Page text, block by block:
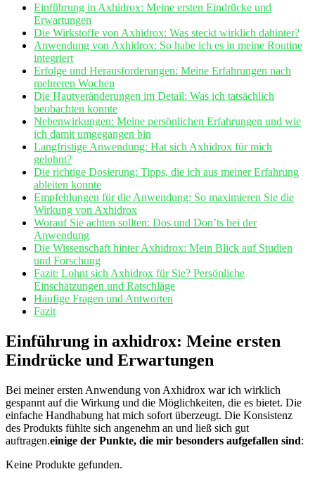
Einführung in Axhidrox: Meine ersten Eindrücke und
Erwartungen
Die⁤ Wirkstoffe von Axhidrox: Was steckt wirklich ‌dahinter?
Anwendung von Axhidrox: So habe ich es in meine Routine
integriert
Erfolge und Herausforderungen: ⁢Meine Erfahrungen nach
mehreren Wochen
Die Hautveränderungen im Detail: Was ich tatsächlich
beobachten konnte
Nebenwirkungen: Meine persönlichen Erfahrungen und wie
ich damit umgegangen bin
Langfristige ⁣Anwendung: Hat sich Axhidrox für mich
gelohnt?
Die richtige Dosierung: ⁢Tipps, die ich​ aus meiner Erfahrung
ableiten konnte
Empfehlungen für die ​Anwendung: So maximieren Sie die‌
Wirkung‍ von Axhidrox
Worauf Sie achten sollten: Dos und Don’ts bei der
Anwendung
Die Wissenschaft hinter Axhidrox:⁣ Mein Blick⁢ auf Studien
und Forschung
Fazit: Lohnt ⁣sich Axhidrox ‍für Sie? Persönliche
Einschätzungen und Ratschläge
Häufige Fragen und Antworten
Fazit
Einführung in axhidrox: Meine ersten
Eindrücke ‍und Erwartungen
Bei meiner ersten Anwendung von Axhidrox war ich wirklich​
gespannt auf die Wirkung und die Möglichkeiten, die es bietet. Die
einfache​ Handhabung hat mich sofort überzeugt. Die Konsistenz
des ‌Produkts fühlte sich angenehm an und ließ sich gut
⁢auftragen.einige der Punkte, die mir besonders aufgefallen ⁤sind:
Keine Produkte gefunden.